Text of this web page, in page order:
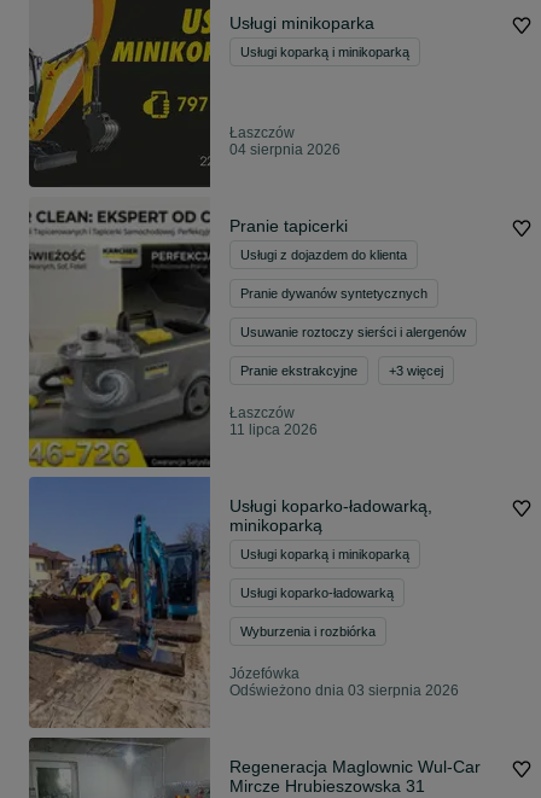
Usługi minikoparka
Usługi koparką i minikoparką
Łaszczów
04 sierpnia 2026
Pranie tapicerki
Usługi z dojazdem do klienta
Pranie dywanów syntetycznych
Usuwanie roztoczy sierści i alergenów
Pranie ekstrakcyjne +3 więcej
Łaszczów
11 lipca 2026
Usługi koparko-ładowarką,
minikoparką
Usługi koparką i minikoparką
Usługi koparko-ładowarką
Wyburzenia i rozbiórka
Józefówka
Odświeżono dnia 03 sierpnia 2026
Regeneracja Maglownic Wul-Car
Mircze Hrubieszowska 31